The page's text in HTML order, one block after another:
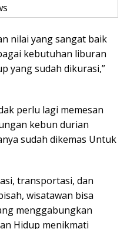
nilai yang sangat baik
kebutuhan liburan
yang sudah dikurasi,”
perlu lagi memesan
kebun durian
sudah dikemas Untuk
transportasi, dan
wisatawan bisa
menggabungkan
Hidup menikmati